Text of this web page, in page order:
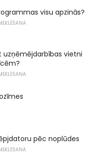
visu apzinās?
uzņēmējdarbības vietni
pēc noplūdes